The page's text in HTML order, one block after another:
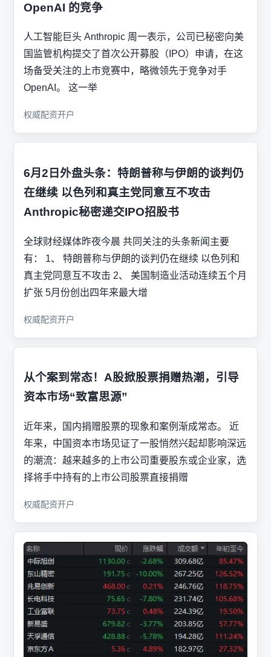
OpenAI 的竞争
人工智能巨头 Anthropic 周一表示，公司已秘密向美
国监管机构提交了首次公开募股（IPO）申请，在这
场备受关注的上市竞赛中，略微领先于竞争对手
OpenAI。 这一举
权威配资开户
6月2日外盘头条：特朗普称与伊朗的谈判仍
在继续 以色列和真主党同意互不攻击
Anthropic秘密递交IPO招股书
全球财经媒体昨夜今晨 共同关注的头条新闻主要
有： 1、 特朗普称与伊朗的谈判仍在继续 以色列和
真主党同意互不攻击 2、 美国制造业活动连续五个月
扩张 5月份创出四年来最大增
权威配资开户
从个案到常态！A股掀股票捐赠热潮，引导
资本市场“致富思源”
近年来，国内捐赠股票的现象和案例渐成常态。 近
年来，中国资本市场见证了一股悄然兴起却影响深远
的潮流：越来越多的上市公司重要股东或企业家，选
择将手中持有的上市公司股票直接捐赠
权威配资开户